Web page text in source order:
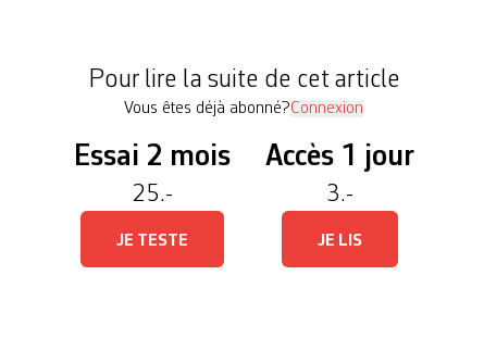
Pour lire la suite de cet article
Vous êtes déjà abonné?Connexion
Essai 2 mois
25.-
JE TESTE
Accès 1 jour
3.-
JE LIS